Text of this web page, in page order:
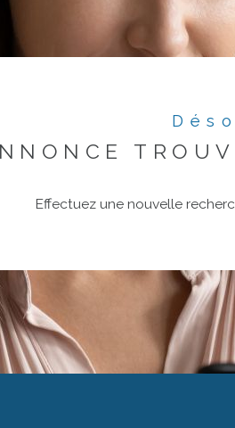
Effectuez une nouvelle